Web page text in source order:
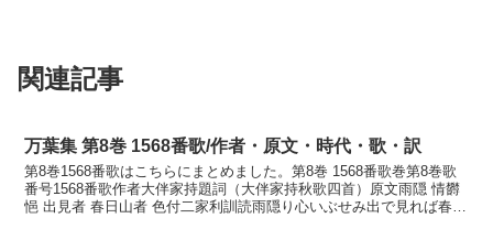
関連記事
万葉集 第8巻 1568番歌/作者・原文・時代・歌・訳
第8巻1568番歌はこちらにまとめました。第8巻 1568番歌巻第8巻歌
番号1568番歌作者大伴家持題詞（大伴家持秋歌四首）原文雨隠 情欝
悒 出見者 春日山者 色付二家利訓読雨隠り心いぶせみ出で見れば春日